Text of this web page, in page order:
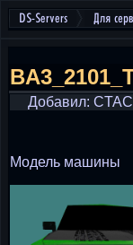
DS-Servers Для
Добавил:
Модель машины